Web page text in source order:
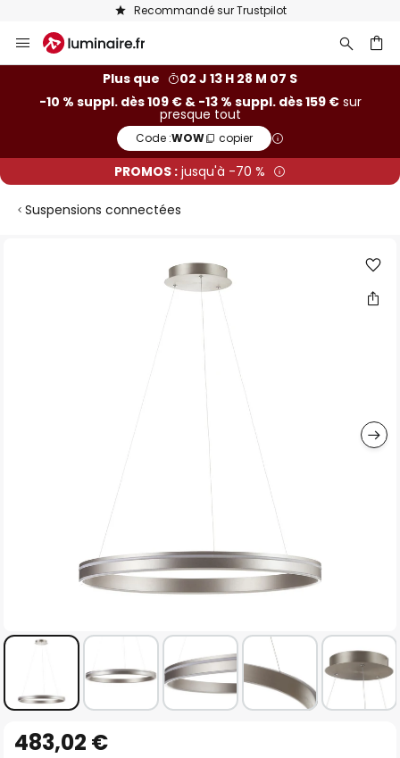
Recommandé sur Trustpilot
Allez
au
Plus que
02 J 13 H 28 M 06 S
-10 % suppl. dès 109 € & -13 % suppl. dès 159 €sur
presque tout
Code :WOW copier
PROMOS : jusqu'à -70 %
Suspensions connectées
to483,02 €